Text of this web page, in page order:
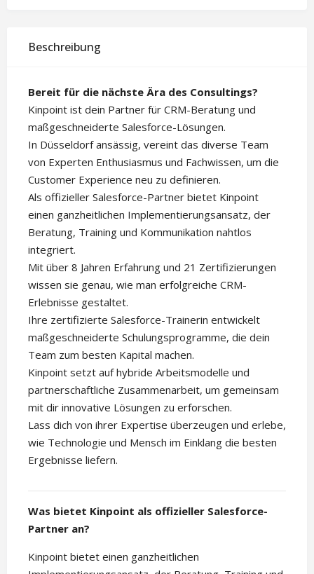
Beschreibung
Bereit für die nächste Ära des Consultings?
Kinpoint ist dein Partner für CRM-Beratung und
maßgeschneiderte Salesforce-Lösungen.
In Düsseldorf ansässig, vereint das diverse Team
von Experten Enthusiasmus und Fachwissen, um die
Customer Experience neu zu definieren.
Als offizieller Salesforce-Partner bietet Kinpoint
einen ganzheitlichen Implementierungsansatz, der
Beratung, Training und Kommunikation nahtlos
integriert.
Mit über 8 Jahren Erfahrung und 21 Zertifizierungen
wissen sie genau, wie man erfolgreiche CRM-
Erlebnisse gestaltet.
Ihre zertifizierte Salesforce-Trainerin entwickelt
maßgeschneiderte Schulungsprogramme, die dein
Team zum besten Kapital machen.
Kinpoint setzt auf hybride Arbeitsmodelle und
partnerschaftliche Zusammenarbeit, um gemeinsam
mit dir innovative Lösungen zu erforschen.
Lass dich von ihrer Expertise überzeugen und erlebe,
wie Technologie und Mensch im Einklang die besten
Ergebnisse liefern.
Was bietet Kinpoint als offizieller Salesforce-
Partner an?
Kinpoint bietet einen ganzheitlichen